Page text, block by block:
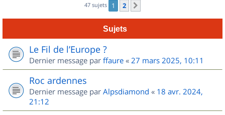
47 sujets 1 2
Sujets
Le Fil de l’Europe ?
Dernier message par ffaure « 27 mars 2025, 10:11
Roc ardennes
Dernier message par Alpsdiamond « 18 avr. 2024,
21:12